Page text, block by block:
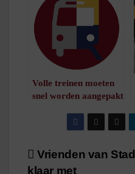
Volle treinen moeten
snel worden aangepakt
Bericht
Vrienden van Stad
klaar met